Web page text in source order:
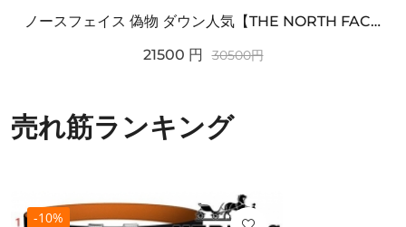
ノースフェイス 偽物 ダウン人気【THE NORTH FACE】M'S 7 SUMMIT HIM...
21500 円 30500円
売れ筋ランキング
-10%